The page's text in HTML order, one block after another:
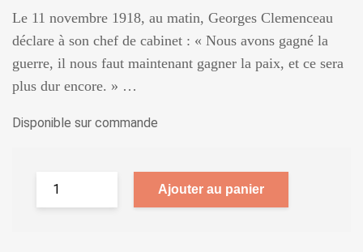
Le 11 novembre 1918, au matin, Georges Clemenceau
déclare à son chef de cabinet : « Nous avons gagné la
guerre, il nous faut maintenant gagner la paix, et ce sera
plus dur encore. » …
Disponible sur commande
Ajouter au panier